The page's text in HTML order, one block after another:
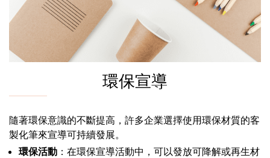
環保宣導
隨著環保意識的不斷提高，許多企業選擇使用環保材質的客
製化筆來宣導可持續發展。
環保活動 ：在環保宣導活動中，可以發放可降解或再生材